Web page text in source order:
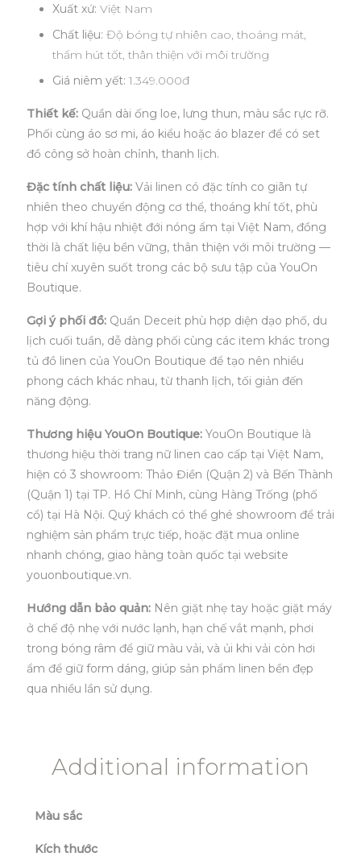
Xuất xứ: Việt Nam
Chất liệu: Độ bóng tự nhiên cao, thoáng mát,
thấm hút tốt, thân thiện với môi trường
Giá niêm yết: 1.349.000đ
Thiết kế: Quần dài ống loe, lưng thun, màu sắc rực rỡ.
Phối cùng áo sơ mi, áo kiểu hoặc áo blazer để có set
đồ công sở hoàn chỉnh, thanh lịch.
Đặc tính chất liệu: Vải linen có đặc tính co giãn tự
nhiên theo chuyển động cơ thể, thoáng khí tốt, phù
hợp với khí hậu nhiệt đới nóng ẩm tại Việt Nam, đồng
thời là chất liệu bền vững, thân thiện với môi trường —
tiêu chí xuyên suốt trong các bộ sưu tập của YouOn
Boutique.
Gợi ý phối đồ: Quần Deceit phù hợp diện dạo phố, du
lịch cuối tuần, dễ dàng phối cùng các item khác trong
tủ đồ linen của YouOn Boutique để tạo nên nhiều
phong cách khác nhau, từ thanh lịch, tối giản đến
năng động.
Thương hiệu YouOn Boutique: YouOn Boutique là
thương hiệu thời trang nữ linen cao cấp tại Việt Nam,
hiện có 3 showroom: Thảo Điền (Quận 2) và Bến Thành
(Quận 1) tại TP. Hồ Chí Minh, cùng Hàng Trống (phố
cổ) tại Hà Nội. Quý khách có thể ghé showroom để trải
nghiệm sản phẩm trực tiếp, hoặc đặt mua online
nhanh chóng, giao hàng toàn quốc tại website
youonboutique.vn.
Hướng dẫn bảo quản: Nên giặt nhẹ tay hoặc giặt máy
ở chế độ nhẹ với nước lạnh, hạn chế vắt mạnh, phơi
trong bóng râm để giữ màu vải, và ủi khi vải còn hơi
ẩm để giữ form dáng, giúp sản phẩm linen bền đẹp
qua nhiều lần sử dụng.
Additional information
Màu sắc
Kích thước